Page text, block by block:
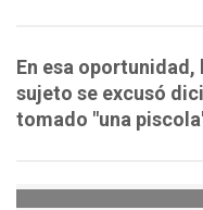
En esa
sujeto se excusó
tomado "una